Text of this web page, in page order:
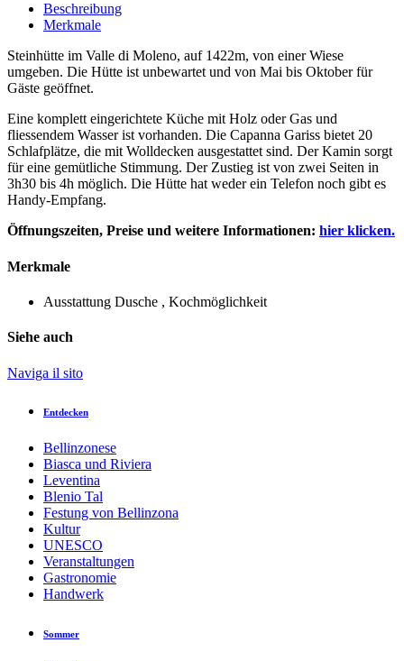
Beschreibung
Merkmale
Steinhütte im Valle di Moleno, auf 1422m, von einer Wiese
umgeben. Die Hütte ist unbewartet und von Mai bis Oktober für
Gäste geöffnet.
Eine komplett eingerichtete Küche mit Holz oder Gas und
fliessendem Wasser ist vorhanden. Die Capanna Gariss bietet 20
Schlafplätze, die mit Wolldecken ausgestattet sind. Der Kamin sorgt
für eine gemütliche Stimmung. Der Zustieg ist von zwei Seiten in
3h30 bis 4h möglich. Die Hütte hat weder ein Telefon noch gibt es
Handy-Empfang.
Öffnungszeiten, Preise und weitere Informationen: hier klicken.
Merkmale
Ausstattung Dusche , Kochmöglichkeit
Siehe auch
Naviga il sito
Entdecken
Bellinzonese
Biasca und Riviera
Leventina
Blenio Tal
Festung von Bellinzona
Kultur
UNESCO
Veranstaltungen
Gastronomie
Handwerk
Sommer